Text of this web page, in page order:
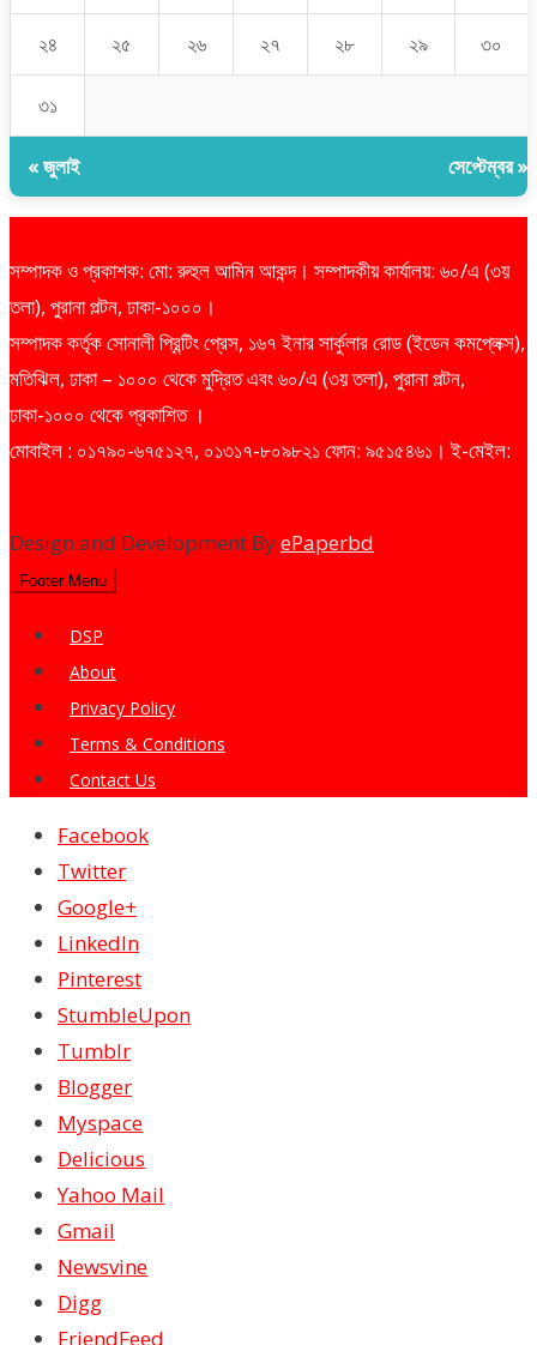
২৪ ২৫ ২৬ ২৭ ২৮ ২৯ ৩০
৩১
« জুলাই সেপ্টেম্বর »
সম্পাদক ও প্রকাশক: মো: রুহুল আমিন আকন্দ। সম্পাদকীয় কার্যালয়: ৬০/এ (৩য়
তলা), পুরানা পল্টন, ঢাকা-১০০০।
সম্পাদক কর্তৃক সোনালী প্রিন্টিং প্রেস, ১৬৭ ইনার সার্কুলার রোড (ইডেন কমপ্লেক্স),
মতিঝিল, ঢাকা – ১০০০ থেকে মুদ্রিত এবং ৬০/এ (৩য় তলা), পুরানা পল্টন,
ঢাকা-১০০০ থেকে প্রকাশিত ।
মোবাইল : ০১৭৯০-৬৭৫১২৭, ০১৩১৭-৮০৯৮২১ ফোন: ৯৫১৫৪৬১। ই-মেইল:
Design and Development ByePaperbd
Footer Menu
DSP
About
Privacy Policy
Terms & Conditions
Contact Us
Facebook
Twitter
Google+
LinkedIn
Pinterest
StumbleUpon
Tumblr
Blogger
Myspace
Delicious
Yahoo Mail
Gmail
Newsvine
Digg
FriendFeed